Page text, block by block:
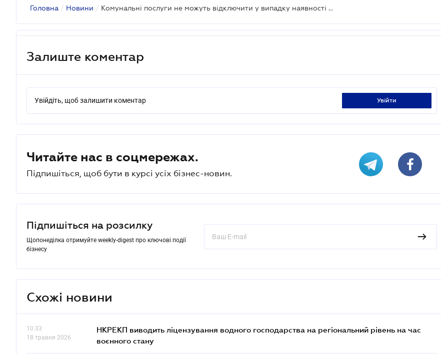
Головна / Новини / Комунальні послуги не можуть відключити у випадку наявності заборгованості: суд
Залиште коментар
Увійдіть, щоб залишити коментар увійти
Читайте нас в соцмережах.
Підпишіться, щоб бути в курсі усіх бізнес-новин.
Підпишіться на розсилку
Щопонеділка отримуйте weekly-digest про ключові події
бізнесу
Схожі новини
10.33
18 травня 2026
НКРЕКП виводить ліцензування водного господарства на регіональний рівень на час
воєнного стану